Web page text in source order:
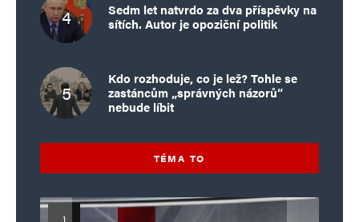
Sedm let natvrdo za dva příspěvky na
sítích. Autor je opoziční politik
Kdo rozhoduje, co je lež? Tohle se
zastáncům „správných názorů“
nebude líbit
TÉMA TO